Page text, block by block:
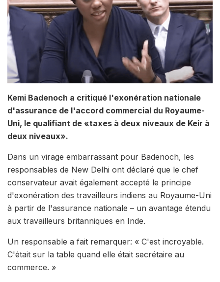
Kemi Badenoch a critiqué l'exonération nationale
d'assurance de l'accord commercial du Royaume-
Uni, le qualifiant de «taxes à deux niveaux de Keir à
deux niveaux».
Dans un virage embarrassant pour Badenoch, les
responsables de New Delhi ont déclaré que le chef
conservateur avait également accepté le principe
d'exonération des travailleurs indiens au Royaume-Uni
à partir de l'assurance nationale – un avantage étendu
aux travailleurs britanniques en Inde.
Un responsable a fait remarquer: « C'est incroyable.
C'était sur la table quand elle était secrétaire au
commerce. »